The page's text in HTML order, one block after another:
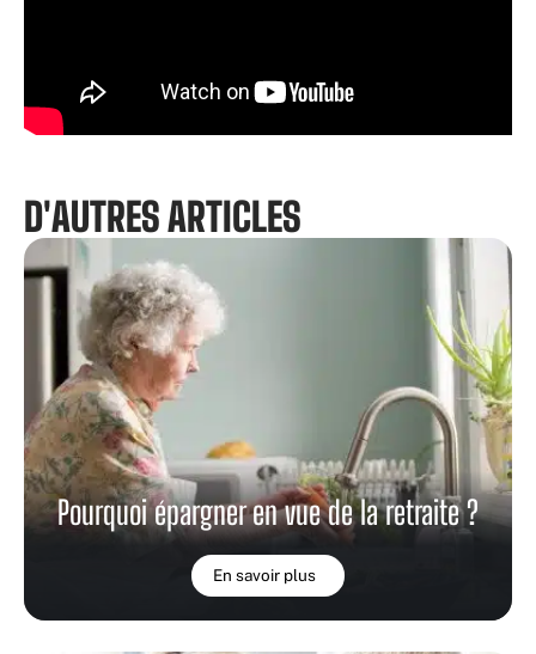
D'AUTRES ARTICLES
Pourquoi épargner en vue de la retraite ?
En savoir plus